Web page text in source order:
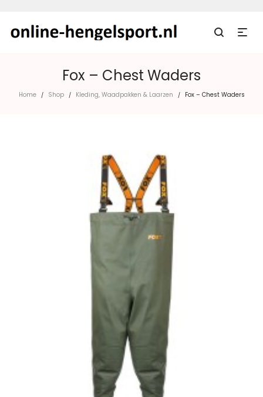
Fox – Chest Waders
Home / Shop / Kleding, Waadpakken & Laarzen / Fox – Chest Waders